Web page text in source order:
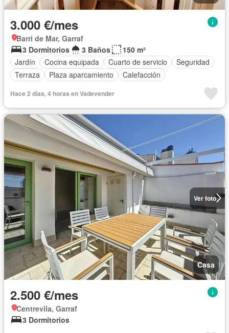
3.000 €/mes
Barri de Mar, Garraf
3 Dormitorios
3 Baños
150 m²
Jardín
Cocina equipada Cuarto de servicio
Seguridad
Terraza
Plaza aparcamiento Calefacción
Hace 2 días, 4 horas en Vadevender
Ver foto
Casa
2.500 €/mes
Centrevila, Garraf
3 Dormitorios